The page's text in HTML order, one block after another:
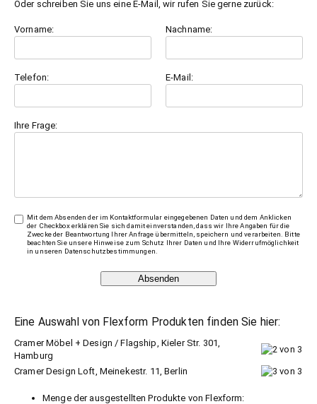
Oder schreiben Sie uns eine E-Mail, wir rufen Sie gerne zurück:
Vorname: Nachname:
Telefon: E-Mail:
Ihre Frage:
Mit dem Absenden der im Kontaktformular eingegebenen Daten und dem Anklicken
der Checkbox erklären Sie sich damit einverstanden, dass wir Ihre Angaben für die
Zwecke der Beantwortung Ihrer Anfrage übermitteln, speichern und verarbeiten. Bitte
beachten Sie unsere Hinweise zum Schutz Ihrer Daten und Ihre Widerrufmöglichkeit
in unseren Datenschutzbestimmungen
Absenden
Eine Auswahl von Flexform Produkten finden Sie hier:
Cramer Möbel + Design / Flagship, Kieler Str. 301,
Hamburg
Cramer Design Loft, Meinekestr. 11, Berlin
Menge der ausgestellten Produkte von Flexform: